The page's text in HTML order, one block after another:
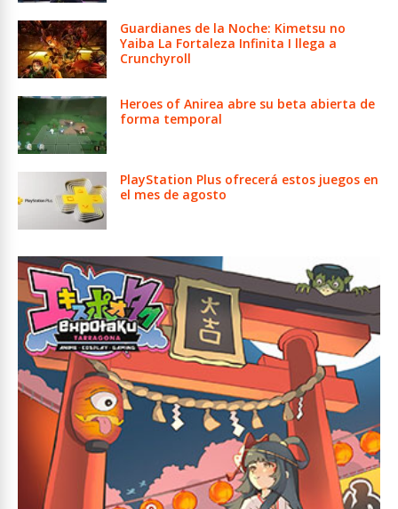
Guardianes de la Noche: Kimetsu no
Yaiba La Fortaleza Infinita I llega a
Crunchyroll
Heroes of Anirea abre su beta abierta de
forma temporal
PlayStation Plus ofrecerá estos juegos en
el mes de agosto